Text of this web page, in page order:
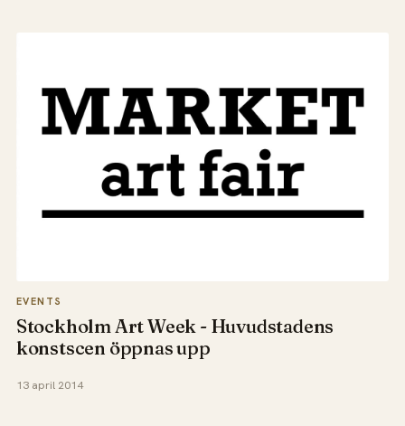
EVENTS
Stockholm Art Week - Huvudstadens
konstscen öppnas upp
13 april 2014